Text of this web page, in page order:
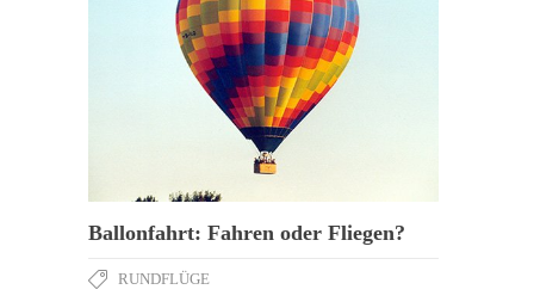
Ballonfahrt: Fahren oder Fliegen?
RUNDFLÜGE